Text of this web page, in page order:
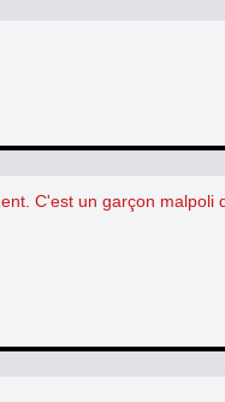
C'est un garçon malpoli